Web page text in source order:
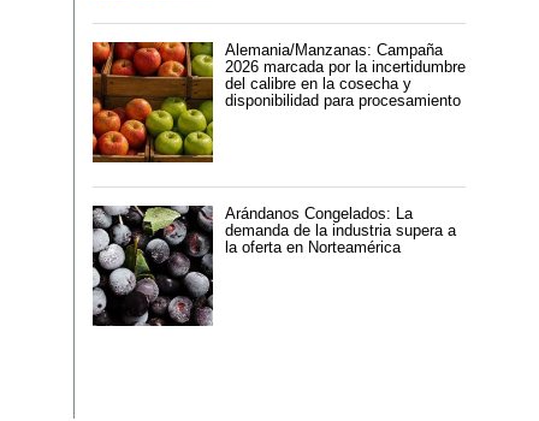
Alemania/Manzanas: Campaña
2026 marcada por la incertidumbre
del calibre en la cosecha y
disponibilidad para procesamiento
Arándanos Congelados: La
demanda de la industria supera a
la oferta en Norteamérica